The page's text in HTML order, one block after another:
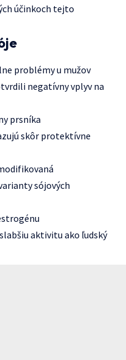
účinkoch tejto
problémy u mužov
negatívny vplyv na
prsníka
skôr protektívne
sójových
aktivitu ako ľudský